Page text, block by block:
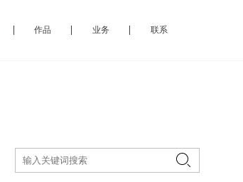
作品 业务 联系
